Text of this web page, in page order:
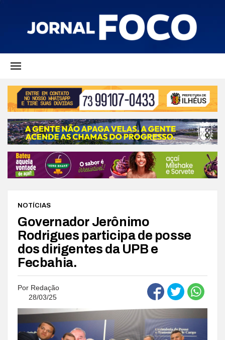
NOTÍCIAS
Governador Jerônimo
Rodrigues participa de posse
dos dirigentes da UPB e
Fecbahia.
Por Redação
28/03/25